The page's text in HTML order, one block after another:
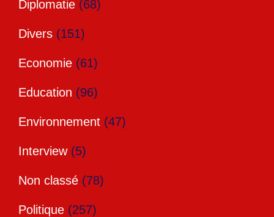
Diplomatie (68)
Divers (151)
Economie (61)
Education (96)
Environnement (47)
Interview(5)
Non classé (78)
Politique (257)